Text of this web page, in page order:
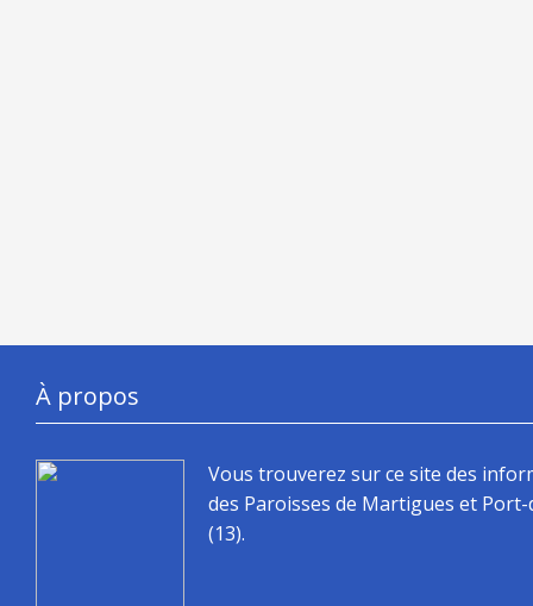
À propos
Vous trouverez sur ce site des
des Paroisses de Martigues et
(13).